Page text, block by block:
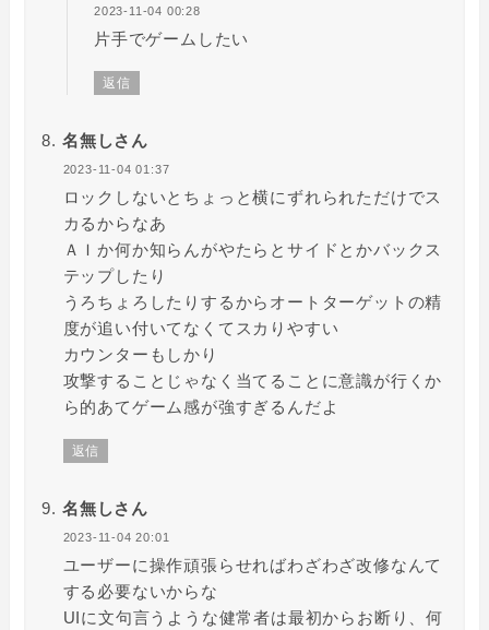
2023-11-04 00:28
片手でゲームしたい
返信
名無しさん
2023-11-04 01:37
ロックしないとちょっと横にずれられただけでス
カるからなあ
ＡＩか何か知らんがやたらとサイドとかバックス
テップしたり
うろちょろしたりするからオートターゲットの精
度が追い付いてなくてスカりやすい
カウンターもしかり
攻撃することじゃなく当てることに意識が行くか
ら的あてゲーム感が強すぎるんだよ
返信
名無しさん
2023-11-04 20:01
ユーザーに操作頑張らせればわざわざ改修なんて
する必要ないからな
UIに文句言うような健常者は最初からお断り、何